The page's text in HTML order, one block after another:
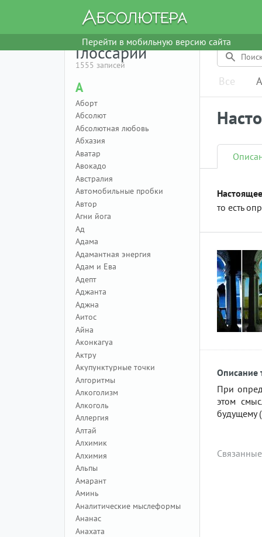
Перейти в мобильную версию сайта
Глоссарий
1555 записей
А
Аборт
Абсолют
Абсолютная любовь
Абхазия
Аватар
Авокадо
Австралия
Автомобильные пробки
Автор
Агни йога
Ад
Адама
Адамантная энергия
Адам и Ева
Адепт
Аджанта
Аджна
Аитос
Айна
Аконкагуа
Актру
Акупунктурные точки
Алгоритмы
Алкоголизм
Алкоголь
Аллергия
Алтай
Алхимик
Алхимия
Альпы
Амарант
Аминь
Аналитические мыслеформы
Ананас
Анахата
Все А
то есть
Описание
При
этом
будущему